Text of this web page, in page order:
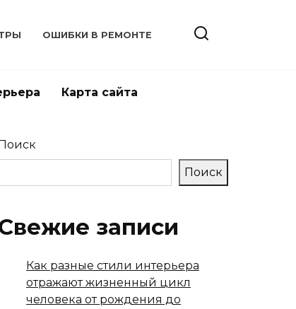
ОШИБКИ В РЕМОНТЕ
Карта сайта
Поиск
записи
Как разные стили интерьера
отражают жизненный цикл
человека от рождения до